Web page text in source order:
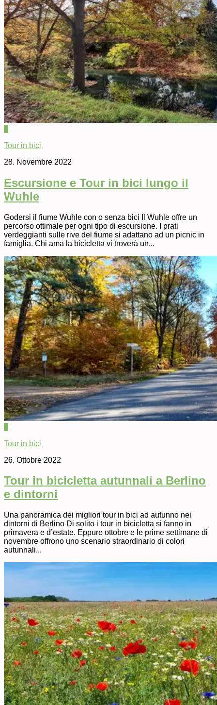
Tour in bici
28. Novembre 2022
Escursione e Tour in bici lungo il
Wuhle
Godersi il fiume ​​Wuhle con o senza bici Il Wuhle offre un
percorso ottimale per ogni tipo di escursione. I prati
verdeggianti sulle rive del fiume si adattano ad un picnic in
famiglia. Chi ama la bicicletta vi troverà un...
Tour in bici
26. Ottobre 2022
Tour in bicicletta autunnali a Berlino
e dintorni
Una panoramica dei migliori tour in bici ad autunno nei
dintorni di Berlino Di solito i tour in bicicletta si fanno in
primavera e d’estate. Eppure ottobre e le prime settimane di
novembre offrono uno scenario straordinario di colori
autunnali...